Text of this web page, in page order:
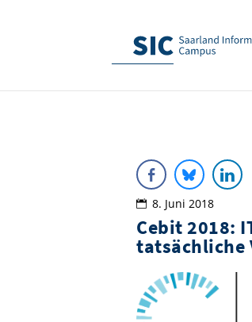
8. Juni 2018
Cebit 2018:
tatsächliche